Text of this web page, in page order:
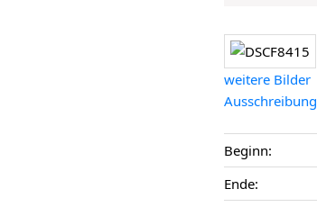
weitere Bilder
Ausschreibung
Beginn:
Ende: